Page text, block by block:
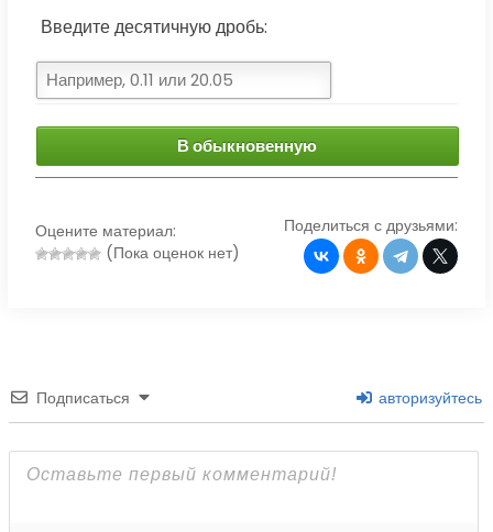
Введите десятичную дробь:
В обыкновенную
Оцените материал:
(Пока оценок нет)
Поделиться с друзьями:
Подписаться авторизуйтесь